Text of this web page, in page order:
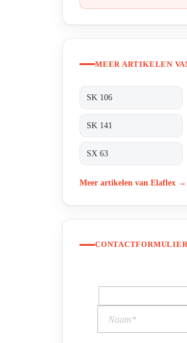
MEER ARTIKELEN
SK 106
SK 141
SX 63
Meer artikelen van Elaflex →